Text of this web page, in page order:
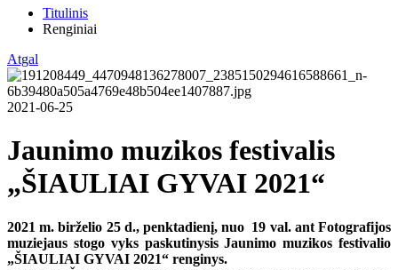
Titulinis
Renginiai
Atgal
2021-06-25
Jaunimo muzikos festivalis
„ŠIAULIAI GYVAI 2021“
2021 m. birželio 25 d., penktadienį, nuo 19 val. ant Fotografijos
muziejaus stogo vyks paskutinysis Jaunimo muzikos festivalio
„ŠIAULIAI GYVAI 2021“ renginys.